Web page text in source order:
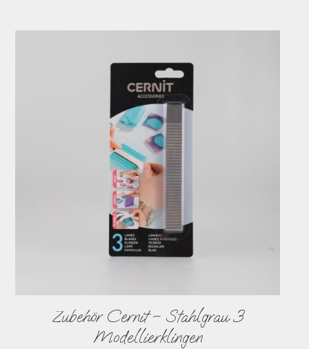
Zubehör Cernit – Stahlgrau 3
Modellierklingen